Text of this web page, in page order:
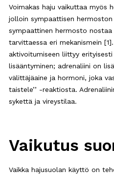
Voimakas haju vaikuttaa myös
jolloin sympaattisen hermoston
sympaattinen hermosto
tarvittaessa eri mekanismein
aktivoitumiseen liittyy erityisesti
lisääntyminen; adrenaliini on
välittäjäaine ja hormoni, joka
taistele’’ -reaktiosta.
sykettä ja vireystilaa.
Vaikutus
Vaikka hajusuolan käyttö on